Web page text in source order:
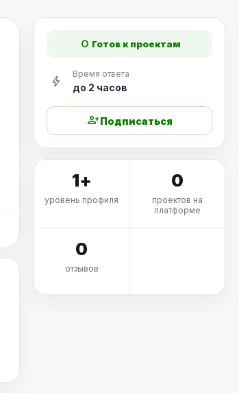
fiber_manual_record Готов к проектам
bolt Время ответа
до 2 часов
person_addПодписаться
1+
уровень профиля
0
проектов на
платформе
0
отзывов